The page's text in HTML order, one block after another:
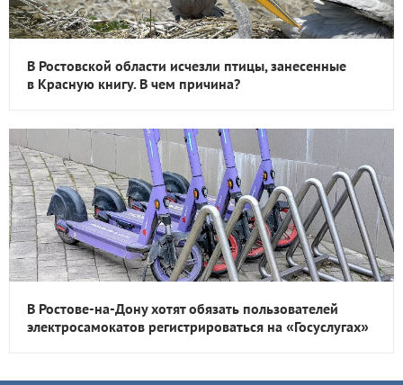
В Ростовской области исчезли птицы, занесенные
в Красную книгу. В чем причина?
В Ростове-на-Дону хотят обязать пользователей
электросамокатов регистрироваться на «Госуслугах»